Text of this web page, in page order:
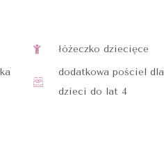
łóżeczko dziecięce
dodatkowa pościel dla
dzieci do lat 4